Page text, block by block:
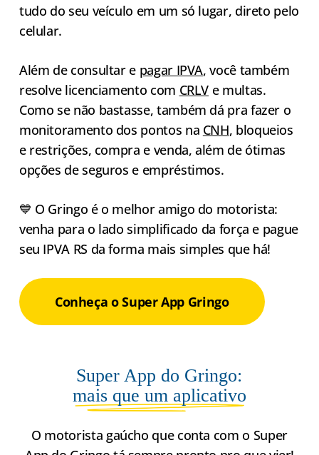
tudo do seu veículo em um só lugar, direto pelo
celular.
Além de consultar e pagar IPVA, você também
resolve licenciamento com CRLV e multas.
Como se não bastasse, também dá pra fazer o
monitoramento dos pontos na CNH, bloqueios
e restrições, compra e venda, além de ótimas
opções de seguros e empréstimos.
💙 O Gringo é o melhor amigo do motorista:
venha para o lado simplificado da força e pague
seu IPVA RS da forma mais simples que há!
Conheça o Super App Gringo
Super App do Gringo:
mais que um aplicativo
O motorista gaúcho que conta com o Super